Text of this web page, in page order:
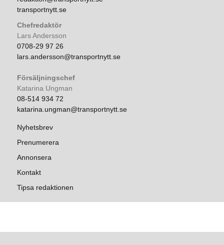
transportnytt.se
Chefredaktör
Lars Andersson
0708-29 97 26
lars.andersson@transportnytt.se
Försäljningschef
Katarina Ungman
08-514 934 72
katarina.ungman@transportnytt.se
Nyhetsbrev
Prenumerera
Annonsera
Kontakt
Tipsa redaktionen